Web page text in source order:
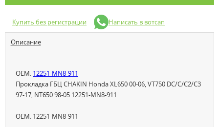
Купить без регистрации Написать в вотсап
Описание
OEM: 12251-MN8-911
Прокладка ГБЦ CHAKIN Honda XL650 00-06, VT750 DC/C/C2/C3
97-17, NT650 98-05 12251-MN8-911
OEM: 12251-MN8-911